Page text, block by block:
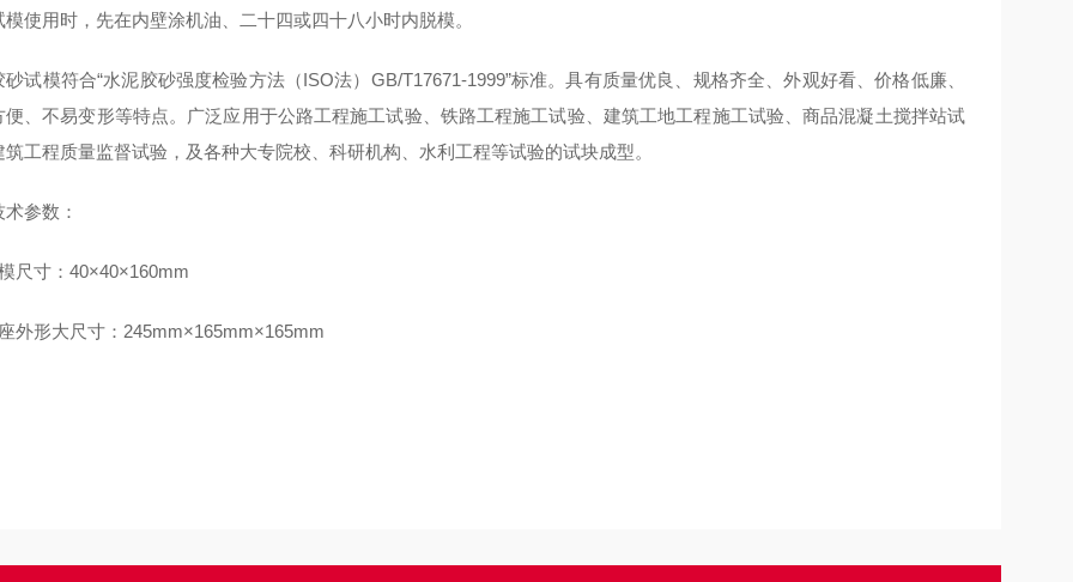
模使用时，先在内壁涂机油、二十四或四十八小时内脱模。
砂试模符合“水泥胶砂强度检验方法（ISO法）GB/T17671-1999”标准。具有质量优良、规格齐全、外观好看、价格低廉、
、不易变形等特点。
广泛应用于公路工程施工试验、铁路工程施工试验、建筑工地工程施工试验、商品混凝土搅拌站试
筑工程质量监督试验，及各种大专院校、科研机构、水利工程等试验的试块成型。
参数：
尺寸：40×40×160mm
外形大尺寸：245mm×165mm×165mm